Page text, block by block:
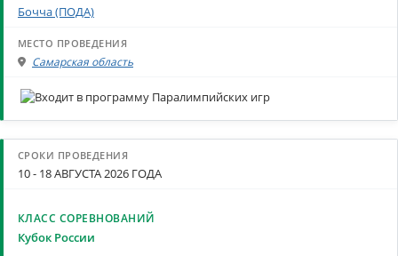
Бочча (ПОДА)
Самарская область
10 - 18 АВГУСТА 2026 ГОДА
Кубок России